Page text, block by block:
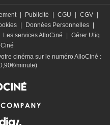
Publicité CGU CGV
Données Personnelles
Les services AlloCiné
Gérer Utiq
cinéma sur le numéro AlloCiné :
minute)